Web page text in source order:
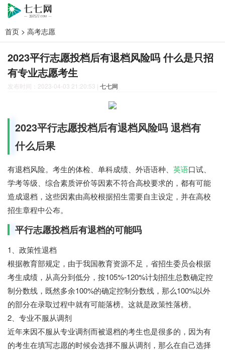
首页 > 高考志愿
2023平行志愿投档后有退档风险吗 什么是只招
有专业志愿考生
发布时间：2023-04-03 21:20:53 | 七七网
2023平行志愿投档后有退档风险吗 退档有
什么后果
有退档风险。考生的体检、单科成绩、外语语种、 英语口试、
学考等级、综合素质评价等因素不符合高校要求的，都有可能
造成退档，这些因素由高校根据招生需要自主设定，并在高校
招生章程中公布。
平行志愿投档后有退档的可能吗
1、政策性退档
根据教育部规定，由于我国教育资源不足，省招生委员会根据
考生成绩，从高分到低分，按105%-120%计划招生总数确定控
制分数线，既然多余100%的确定控制分数线，那么100%以外
的部分在录取过程中就有可能落榜。这就是政策性落榜。
2、专业不服从调剂
近年来因不服从专业调剂而被退档的考生也是很多的，因为有
的考生在填写志愿的时候会选择不服从调剂，那么在自己选择